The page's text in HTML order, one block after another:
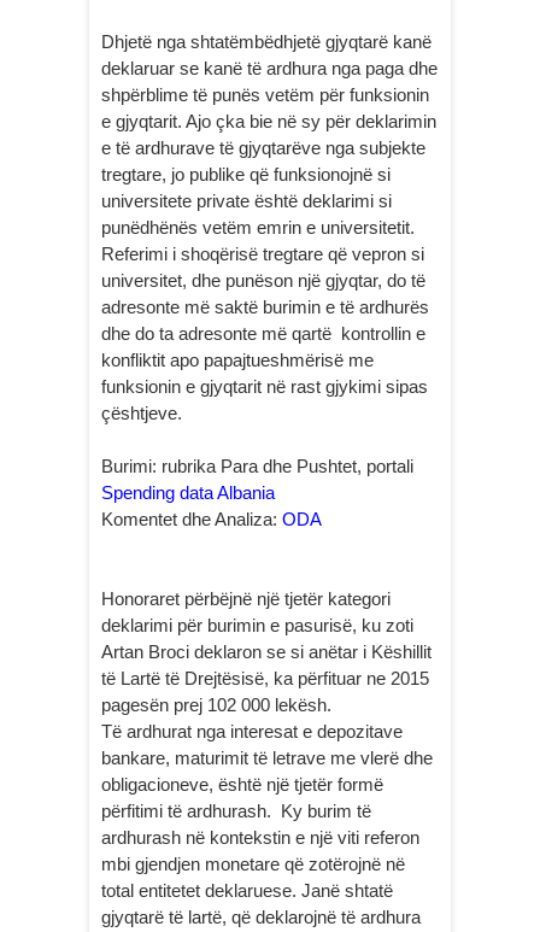
Dhjetë nga shtatëmbëdhjetë gjyqtarë kanë
deklaruar se kanë të ardhura nga paga dhe
shpërblime të punës vetëm për funksionin
e gjyqtarit. Ajo çka bie në sy për deklarimin
e të ardhurave të gjyqtarëve nga subjekte
tregtare, jo publike që funksionojnë si
universitete private është deklarimi si
punëdhënës vetëm emrin e universitetit.
Referimi i shoqërisë tregtare që vepron si
universitet, dhe punëson një gjyqtar, do të
adresonte më saktë burimin e të ardhurës
dhe do ta adresonte më qartë kontrollin e
konfliktit apo papajtueshmërisë me
funksionin e gjyqtarit në rast gjykimi sipas
çështjeve.
Burimi: rubrika Para dhe Pushtet, portali
Spending data Albania
Komentet dhe Analiza: ODA
Honoraret përbëjnë një tjetër kategori
deklarimi për burimin e pasurisë, ku zoti
Artan Broci deklaron se si anëtar i Këshillit
të Lartë të Drejtësisë, ka përfituar ne 2015
pagesën prej 102 000 lekësh.
Të ardhurat nga interesat e depozitave
bankare, maturimit të letrave me vlerë dhe
obligacioneve, është një tjetër formë
përfitimi të ardhurash. Ky burim të
ardhurash në kontekstin e një viti referon
mbi gjendjen monetare që zotërojnë në
total entitetet deklaruese. Janë shtatë
gjyqtarë të lartë, që deklarojnë të ardhura